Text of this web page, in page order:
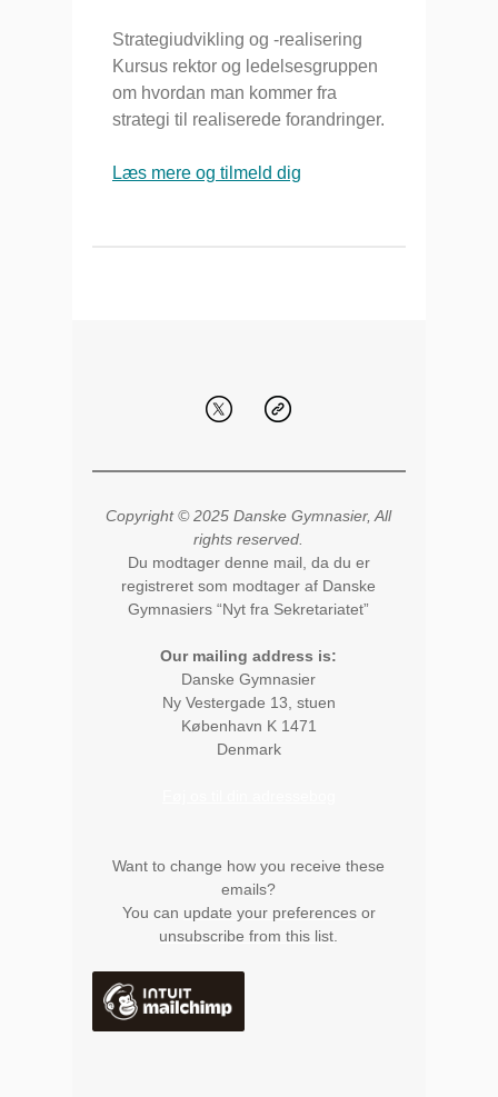
Strategiudvikling og -realisering
Kursus rektor og ledelsesgruppen
om hvordan man kommer fra
strategi til realiserede forandringer.
Læs mere og tilmeld dig
Copyright © 2025 Danske Gymnasier, All
rights reserved.
Du modtager denne mail, da du er
registreret som modtager af Danske
Gymnasiers “Nyt fra Sekretariatet”
Our mailing address is:
Danske Gymnasier
Ny Vestergade 13, stuen
København K 1471
Denmark
Want to change how you receive these
emails?
You can update your preferencesor
unsubscribe from this list.